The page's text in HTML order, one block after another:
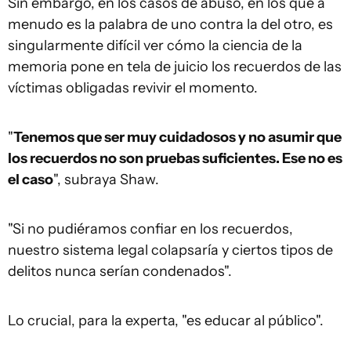
menudo es la palabra de uno contra la del otro, es
singularmente difícil ver cómo la ciencia de la
memoria pone en tela de juicio los recuerdos de las
víctimas obligadas revivir el momento.
"Tenemos que ser muy cuidadosos y no asumir que
los recuerdos no son pruebas suficientes. Ese no es
el caso", subraya Shaw.
"Si no pudiéramos confiar en los recuerdos,
nuestro sistema legal colapsaría y ciertos tipos de
delitos nunca serían condenados".
Lo crucial, para la experta, "es educar al público".